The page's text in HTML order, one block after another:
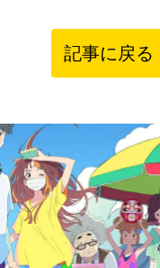
記事に戻る